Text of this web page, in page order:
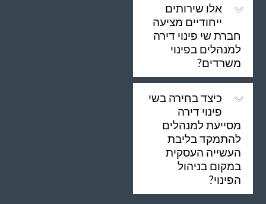
אלו שירותים
ייחודיים מציעה
חברת שי פינוי דירה
למנהלים בפינוי
משרדים?
כיצד בחירה בשי
פינוי דירה
מסייעת למנהלים
להתמקד בליבת
העשייה העסקית
במקום בניהול
הפינוי?